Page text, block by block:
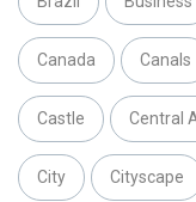
Canada Canals
Castle Central
City Cityscape